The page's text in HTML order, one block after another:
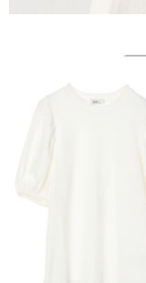
請求用戶進行身份認證。